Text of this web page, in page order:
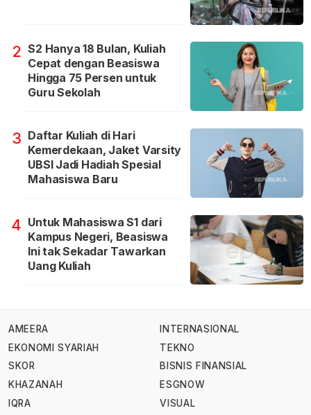
2 S2 Hanya 18 Bulan, Kuliah
Cepat dengan Beasiswa
Hingga 75 Persen untuk
Guru Sekolah
3 Daftar Kuliah di Hari
Kemerdekaan, Jaket Varsity
UBSI Jadi Hadiah Spesial
Mahasiswa Baru
4 Untuk Mahasiswa S1 dari
Kampus Negeri, Beasiswa
Ini tak Sekadar Tawarkan
Uang Kuliah
AMEERA
EKONOMI SYARIAH
SKOR
KHAZANAH
IQRA
INTERNASIONAL
TEKNO
BISNIS FINANSIAL
ESGNOW
VISUAL